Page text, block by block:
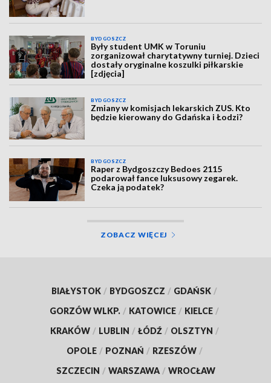
BYDGOSZCZ
Były student UMK w Toruniu
zorganizował charytatywny turniej. Dzieci
dostały oryginalne koszulki piłkarskie
[zdjęcia]
BYDGOSZCZ
Zmiany w komisjach lekarskich ZUS. Kto
będzie kierowany do Gdańska i Łodzi?
BYDGOSZCZ
Raper z Bydgoszczy Bedoes 2115
podarował fance luksusowy zegarek.
Czeka ją podatek?
ZOBACZ WIĘCEJ
BIAŁYSTOK / BYDGOSZCZ / GDAŃSK /
GORZÓW WLKP. / KATOWICE / KIELCE /
KRAKÓW / LUBLIN / ŁÓDŹ / OLSZTYN /
OPOLE / POZNAŃ / RZESZÓW /
SZCZECIN / WARSZAWA / WROCŁAW